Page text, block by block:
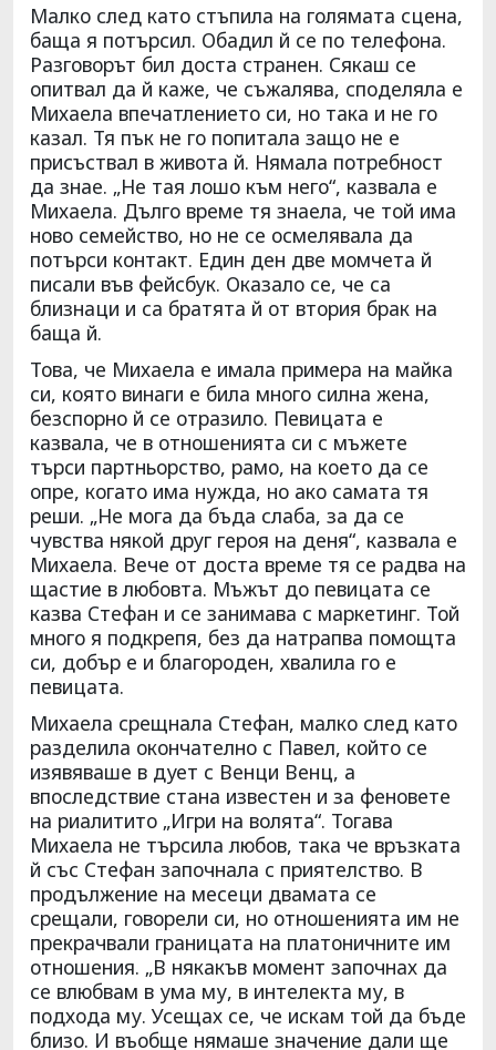
Малко след като стъпила на голямата сцена,
баща я потърсил. Обадил й се по телефона.
Разговорът бил доста странен. Сякаш се
опитвал да й каже, че съжалява, споделяла е
Михаела впечатлението си, но така и не го
казал. Тя пък не го попитала защо не е
присъствал в живота й. Нямала потребност
да знае. „Не тая лошо към него“, казвала е
Михаела. Дълго време тя знаела, че той има
ново семейство, но не се осмелявала да
потърси контакт. Един ден две момчета й
писали във фейсбук. Оказало се, че са
близнаци и са братята й от втория брак на
баща й.
Това, че Михаела е имала примера на майка
си, която винаги е била много силна жена,
безспорно й се отразило. Певицата е
казвала, че в отношенията си с мъжете
търси партньорство, рамо, на което да се
опре, когато има нужда, но ако самата тя
реши. „Не мога да бъда слаба, за да се
чувства някой друг героя на деня“, казвала е
Михаела. Вече от доста време тя се радва на
щастие в любовта. Мъжът до певицата се
казва Стефан и се занимава с маркетинг. Той
много я подкрепя, без да натрапва помощта
си, добър е и благороден, хвалила го е
певицата.
Михаела срещнала Стефан, малко след като
разделила окончателно с Павел, който се
изявяваше в дует с Венци Венц, а
впоследствие стана известен и за феновете
на риалитито „Игри на волята“. Тогава
Михаела не търсила любов, така че връзката
й със Стефан започнала с приятелство. В
продължение на месеци двамата се
срещали, говорели си, но отношенията им не
прекрачвали границата на платоничните им
отношения. „В някакъв момент започнах да
се влюбвам в ума му, в интелекта му, в
подхода му. Усещах се, че искам той да бъде
близо. И въобще нямаше значение дали ще